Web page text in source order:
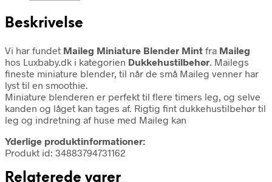
Beskrivelse
Vi har fundet Maileg Miniature Blender Mint fra Maileg
hos Luxbaby.dk i kategorien Dukkehustilbehør. Mailegs
fineste miniature blender, til når de små Maileg venner har
lyst til en smoothie.
Miniature blenderen er perfekt til flere timers leg, og selve
kanden og låget kan tages af. Rigtig fint dukkehustilbehør til
leg og indretning af huse med Maileg kan
Yderlige produktinformationer:
Produkt id: 34883794731162
Relaterede varer